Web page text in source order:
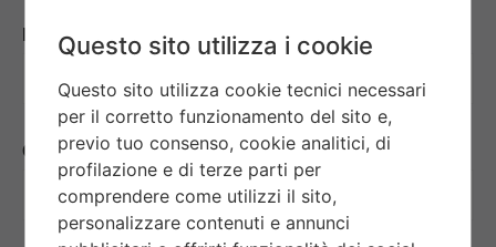
Email*
Oggetto*
Questo sito utilizza i cookie
Questo sito utilizza cookie tecnici necessari
per il corretto funzionamento del sito e,
previo tuo consenso, cookie analitici, di
profilazione e di terze parti per
comprendere come utilizzi il sito,
personalizzare contenuti e annunci